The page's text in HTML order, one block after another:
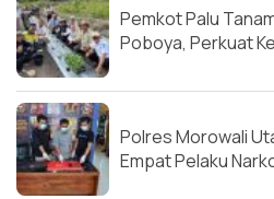
Pemkot Palu
Poboya, Perkuat
Polres Morowali
Empat Pelaku